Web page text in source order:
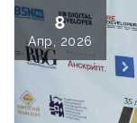
8
Апр, 2026